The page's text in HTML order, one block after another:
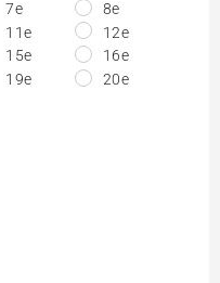
7e
8e
11e
12e
15e
16e
19e 20e